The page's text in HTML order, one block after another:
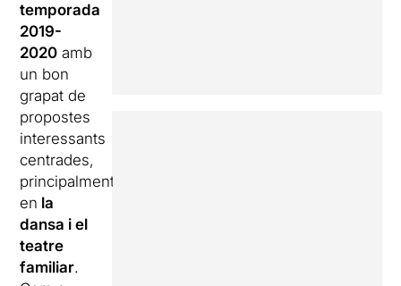
temporada
2019-
2020 amb
un bon
grapat de
propostes
interessants
centrades,
principalment,
en la
dansa i el
teatre
familiar.